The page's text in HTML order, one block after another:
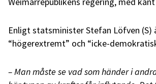
Enligt statsminister Stefan Löfven (S)
“högerextremt” och “icke-
– Man måste se vad som händer i